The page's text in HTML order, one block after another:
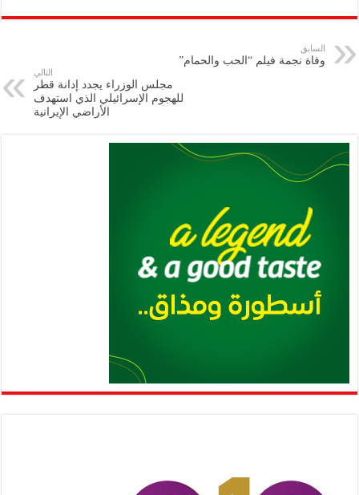
p
y
Li
eb
k
tt
nt
at
p
gr
m
ai
ar
السابق
وفاة نجمة فيلم “الحب والحمام”
التالي
مجلس الوزراء يجدد إدانة قطر
للهجوم الإسرائيلي الذي استهدف
الأراضي الإيرانية